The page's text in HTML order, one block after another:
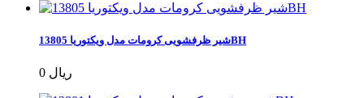
شیر ظرفشویی کرومات مدل ویکتوریا 13805BH
0 ریال